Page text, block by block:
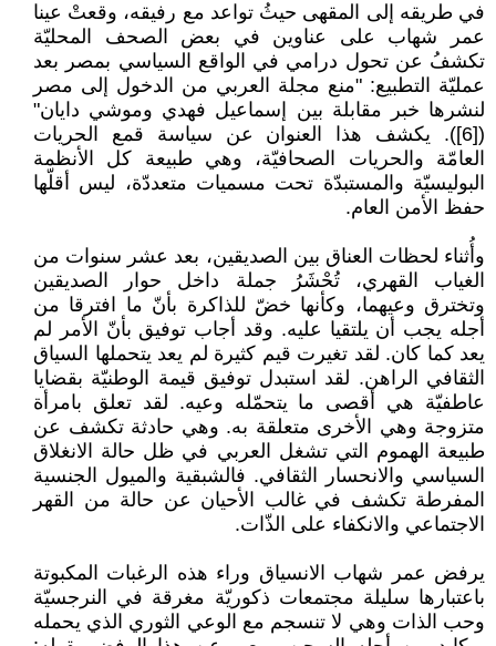
في طريقه إلى المقهى حيثُ تواعد مع رفيقه، وقعتْ عينا
عمر شهاب على عناوين في بعض الصحف المحليّة
تكشفُ عن تحول درامي في الواقع السياسي بمصر بعد
عمليّة التطبيع: "منع مجلة العربي من الدخول إلى مصر
لنشرها خبر مقابلة بين إسماعيل فهدي وموشي دايان"
([6]). يكشف هذا العنوان عن سياسة قمع الحريات
العامّة والحريات الصحافيّة، وهي طبيعة كل الأنظمة
البوليسيّة والمستبدّة تحت مسميات متعددّة، ليس أقلّها
حفظ الأمن العام.
وأُثناء لحظات العناق بين الصديقين، بعد عشر سنوات من
الغياب القهري، تُحْشَرُ جملة داخل حوار الصديقين
وتخترق وعيهما، وكأنها خضّ للذاكرة بأنّ ما افترقا من
أجله يجب أن يلتقيا عليه. وقد أجاب توفيق بأنّ الأمر لم
يعد كما كان. لقد تغيرت قيم كثيرة لم يعد يتحملها السياق
الثقافي الراهن. لقد استبدل توفيق قيمة الوطنيّة بقضايا
عاطفيّة هي أقصى ما يتحمّله وعيه. لقد تعلق بامرأة
متزوجة وهي الأخرى متعلقة به. وهي حادثة تكشف عن
طبيعة الهموم التي تشغل العربي في ظل حالة الانغلاق
السياسي والانحسار الثقافي. فالشبقية والميول الجنسية
المفرطة تكشف في غالب الأحيان عن حالة من القهر
الاجتماعي والانكفاء على الذّات.
يرفض عمر شهاب الانسياق وراء هذه الرغبات المكبوتة
باعتبارها سليلة مجتمعات ذكوريّة مغرقة في النرجسيّة
وحب الذات وهي لا تنسجم مع الوعي الثوري الذي يحمله